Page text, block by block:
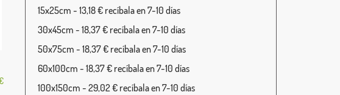
15x25cm - 13,18 € recíbala en 7-10 días
30x45cm - 18,37 € recíbala en 7-10 días
50x75cm - 18,37 € recíbala en 7-10 días
60x100cm - 18,37 € recíbala en 7-10 días
100x150cm - 29,02 € recíbala en 7-10 días